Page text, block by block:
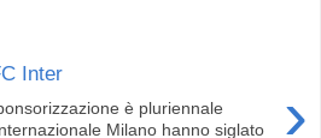
Inter
›
è pluriennale
Milano hanno siglato